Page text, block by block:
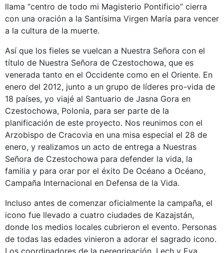
llama “centro de todo mi Magisterio Pontificio” cierra
con una oración a la Santísima Virgen María para vencer
a la cultura de la muerte.
Así que los fieles se vuelcan a Nuestra Señora con el
título de Nuestra Señora de Czestochowa, que es
venerada tanto en el Occidente como en el Oriente. En
enero del 2012, junto a un grupo de líderes pro-vida de
18 países, yo viajé al Santuario de Jasna Gora en
Czestochowa, Polonia, para ser parte de la
planificación de este proyecto. Nos reunimos con el
Arzobispo de Cracovia en una misa especial el 28 de
enero, y realizamos un acto de entrega a Nuestras
Señora de Czestochowa para defender la vida, la
familia y para orar por el éxito De Océano a Océano,
Campaña Internacional en Defensa de la Vida.
Incluso antes de comenzar oficialmente la campaña, el
icono fue llevado a cuatro ciudades de Kazajstán,
donde los medios locales cubrieron el evento. Personas
de todas las edades vinieron a adorar el sagrado icono.
Los coordinadores de la peregrinación, Lech y Eva